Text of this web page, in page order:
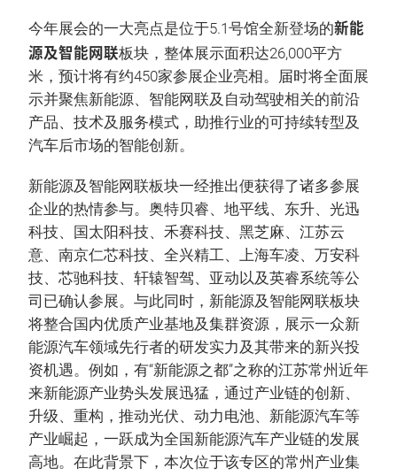
今年展会的一大亮点是位于5.1号馆全新登场的新能
源及智能网联板块，整体展示面积达26,000平方
米，预计将有约450家参展企业亮相。届时将全面展
示并聚焦新能源、智能网联及自动驾驶相关的前沿
产品、技术及服务模式，助推行业的可持续转型及
汽车后市场的智能创新。
新能源及智能网联板块一经推出便获得了诸多参展
企业的热情参与。奥特贝睿、地平线、东升、光迅
科技、国太阳科技、禾赛科技、黑芝麻、江苏云
意、南京仁芯科技、全兴精工、上海车凌、万安科
技、芯驰科技、轩辕智驾、亚动以及英睿系统等公
司已确认参展。与此同时，新能源及智能网联板块
将整合国内优质产业基地及集群资源，展示一众新
能源汽车领域先行者的研发实力及其带来的新兴投
资机遇。例如，有“新能源之都”之称的江苏常州近年
来新能源产业势头发展迅猛，通过产业链的创新、
升级、重构，推动光伏、动力电池、新能源汽车等
产业崛起，一跃成为全国新能源汽车产业链的发展
高地。在此背景下，本次位于该专区的常州产业集